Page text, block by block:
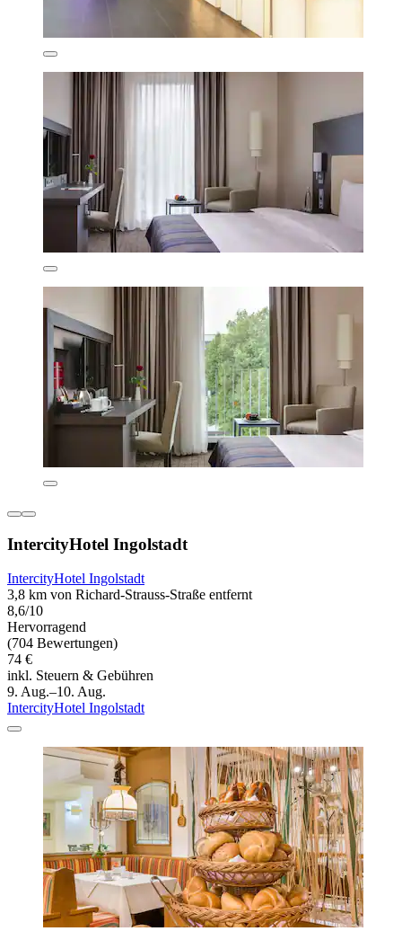
IntercityHotel Ingolstadt
IntercityHotel Ingolstadt
3,8 km von Richard-Strauss-Straße entfernt
8,6/10
Hervorragend
(704 Bewertungen)
74 €
inkl. Steuern & Gebühren
9. Aug.–10. Aug.
IntercityHotel Ingolstadt